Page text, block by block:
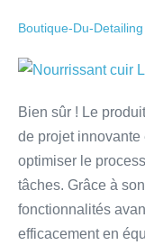
Boutique-Du-Detailing
Bien sûr ! Le
de projet
optimiser le
tâches. Grâce à
fonctionnalités
efficacement en